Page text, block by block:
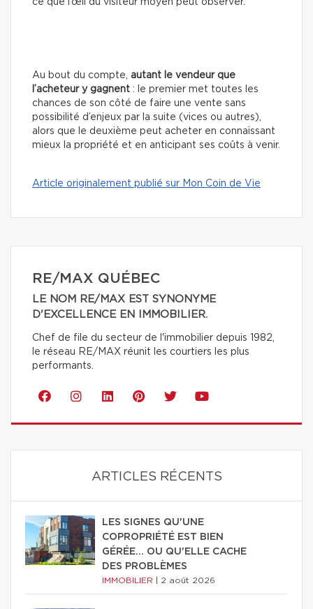
ce que l’œil du visiteur moyen peut observer.
Au bout du compte, autant le vendeur que
l’acheteur y gagnent : le premier met toutes les
chances de son côté de faire une vente sans
possibilité d’enjeux par la suite (vices ou autres),
alors que le deuxième peut acheter en connaissant
mieux la propriété et en anticipant ses coûts à venir.
Article originalement publié sur Mon Coin de Vie
RE/MAX QUÉBEC
LE NOM RE/MAX EST SYNONYME
D'EXCELLENCE EN IMMOBILIER.
Chef de file du secteur de l'immobilier depuis 1982,
le réseau RE/MAX réunit les courtiers les plus
performants.
ARTICLES RÉCENTS
LES SIGNES QU'UNE
COPROPRIÉTÉ EST BIEN
GÉRÉE… OU QU'ELLE CACHE
DES PROBLÈMES
IMMOBILIER 2 août 2026